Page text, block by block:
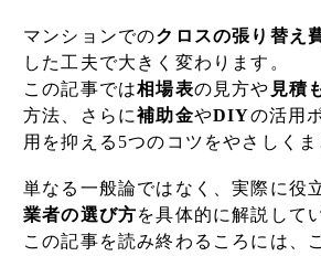
マンションでのクロスの張り替え
した工夫で大きく変わります。
この記事では相場表の見方や 見積
方法、さらに補助金やDIYの活用
用を抑える5つのコツをやさしくま
単なる一般論ではなく、実際に役
業者の選び方を具体的に解説して
この記事を読み終わるころには、